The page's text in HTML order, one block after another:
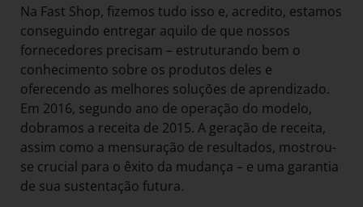
Na Fast Shop, fizemos tudo isso e, acredito, estamos
conseguindo entregar aquilo de que nossos
fornecedores precisam – estruturando bem o
conhecimento sobre os produtos deles e
oferecendo as melhores soluções de aprendizado.
Em 2016, segundo ano de operação do modelo,
dobramos a receita de 2015. A geração de receita,
assim como a mensuração de resultados, mostrou-
se crucial para o êxito da mudança – e uma garantia
de sua sustentação futura.